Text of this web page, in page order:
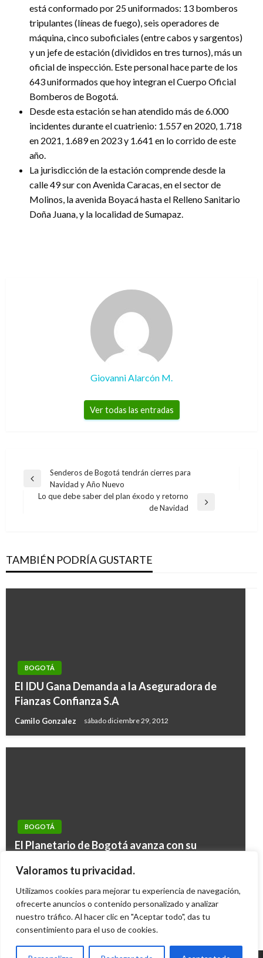
Valoramos tu privacidad.
Utilizamos cookies para mejorar tu experiencia de navegación,
ofrecerte anuncios o contenido personalizado y analizar
nuestro tráfico. Al hacer clic en "Aceptar todo", das tu
consentimiento para el uso de cookies.
está conformado por 25 uniformados: 13 bomberos
tripulantes (líneas de fuego), seis operadores de
máquina, cinco suboficiales (entre cabos y sargentos)
y un jefe de estación (divididos en tres turnos), más un
oficial de inspección. Este personal hace parte de los
643 uniformados que hoy integran el Cuerpo Oficial
Bomberos de Bogotá.
Desde esta estación se han atendido más de 6.000
incidentes durante el cuatrienio: 1.557 en 2020, 1.718
en 2021, 1.689 en 2023 y 1.641 en lo corrido de este
año.
La jurisdicción de la estación comprende desde la
calle 49 sur con Avenida Caracas, en el sector de
Molinos, la avenida Boyacá hasta el Relleno Sanitario
Doña Juana, y la localidad de Sumapaz.
Giovanni Alarcón M.
Ver todas las entradas
Navegación
Entrada
anterior
Senderos de Bogotá tendrán cierres para
Navidad y Año Nuevo
Lo que debe saber del plan éxodo y retorno
de Navidad
TAMBIÉN PODRÍA GUSTARTE
BOGOTÁ
El IDU Gana Demanda a la Aseguradora de
Fianzas Confianza S.A
Camilo Gonzalez sábado diciembre 29, 2012
BOGOTÁ
El Planetario de Bogotá avanza con su
ayudar a niños que sufren del corazón
Manuel Reyes Beltran martes octubre 11, 2016
BOGOTÁ
Algunas rutas del SITP y provisionales
Giovanni Alarcón M. domingo diciembre 6, 2020